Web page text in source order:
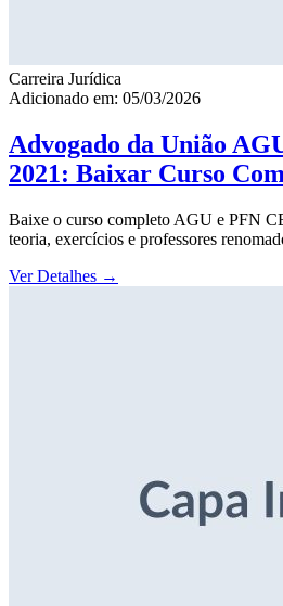
Carreira Jurídica
Adicionado em: 05/03/2026
Advogado da União
2021: Baixar Curso
Baixe o curso completo AGU e PFN
teoria, exercícios e professores
Ver Detalhes →